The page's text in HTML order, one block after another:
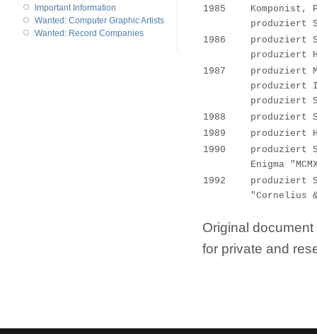
1985
Komponist,
produziert
1986
produziert
produziert
1987
produziert
produziert
produziert
1988
produziert
1989
produziert
1990
produziert
Enigma
1992
produziert
"Cornelius
Original
for private and
Important Information
Wanted: Computer Graphic Artists
Wanted: Record Companies